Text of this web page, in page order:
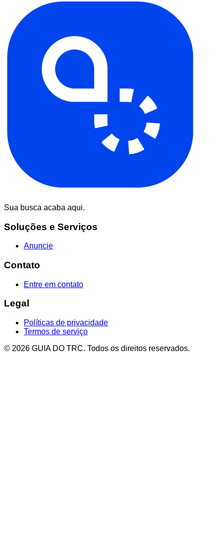
Sua busca acaba aqui.
Soluções e Serviços
Anuncie
Contato
Entre em contato
Legal
Políticas de privacidade
Termos de serviço
© 2026 GUIA DO TRC. Todos os direitos reservados.